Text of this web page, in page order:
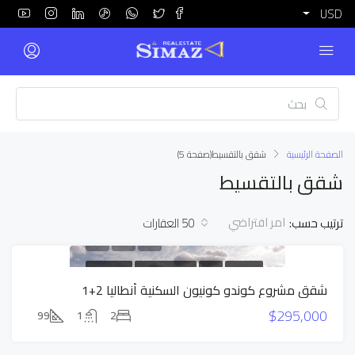
USD
الصفحة الرئيسية شقق بالتقسيط(صفحة 5)
شقق بالتقسيط
50 العقارات ترتيب حسب: امر افتراضي
بناء جديد للبيع شقق بالتقسيط عرض حصري
شقق مشروع كوندو كونيون السكنية أنطاليا 2+1
$295,000
2
1
99